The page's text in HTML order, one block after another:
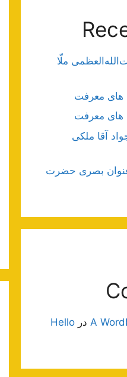
ملّا
های معرفت
های معرفت
آقا ملکی
بصری حضرت
A در Hello